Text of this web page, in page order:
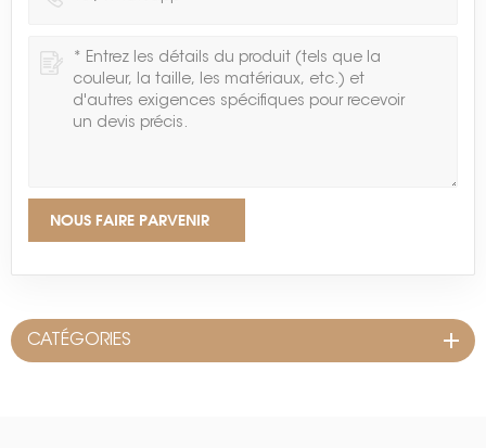
NOUS FAIRE PARVENIR
CATÉGORIES